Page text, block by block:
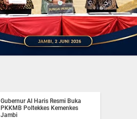
Gubernur Al Haris Resmi Buka
PKKMB Poltekkes Kemenkes
Jambi